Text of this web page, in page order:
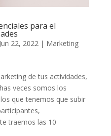
para el
Jun 22, 2022 | Marketing
de tus actividades,
veces somos los
que tenemos que subir
traemos las 10